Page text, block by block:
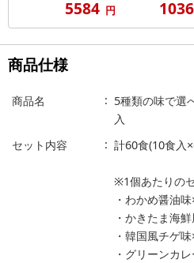
5584 円
商品仕様
商品名
5種類の味で選
入
セット内容
計60食(10食入
※1個あたりの
・わかめ醤油
・かきたま海
・韓国風チゲ
・グリーンカ